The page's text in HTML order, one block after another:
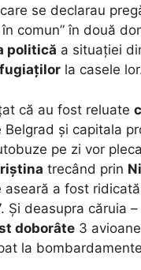
se declarau
comun” în două
politică a situației
la casele
că au fost reluate
Belgrad și capitala
pe zi vor
trecând prin
aseară a fost
Și deasupra căruia
doborâte 3
la